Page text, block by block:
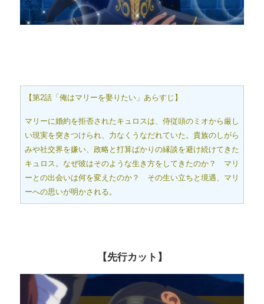
【第2話「俺はマリーを娶りたい」あらすじ】
マリーに婚約を拒否されたキュロスは、侍従頭のミオから厳し
い現実を突きつけられ、力なくうなだれていた。貴族のしがら
みや社交界を嫌い、政略と打算ばかりの縁談を避け続けてきた
キュロス。なぜ彼はそのような生き方をしてきたのか？ マリ
ーとの出会いは何を変えたのか？ その生い立ちと境遇、マリ
ーへの思いが明かされる。
【先行カット】